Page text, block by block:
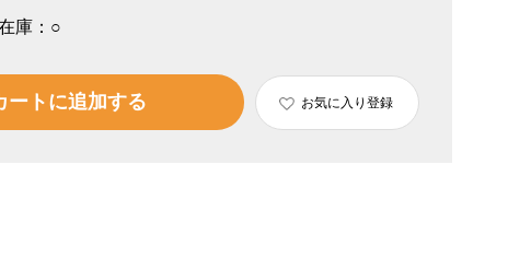
庫： ○
ートに追加する お気に入り登録